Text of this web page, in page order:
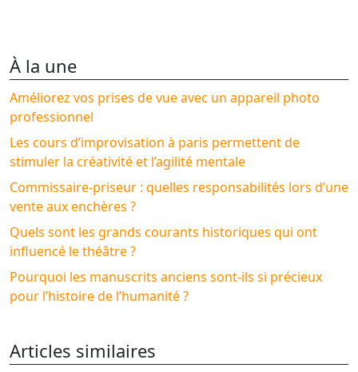
À la une
Améliorez vos prises de vue avec un appareil photo
professionnel
Les cours d’improvisation à paris permettent de
stimuler la créativité et l’agilité mentale
Commissaire-priseur : quelles responsabilités lors d’une
vente aux enchères ?
Quels sont les grands courants historiques qui ont
influencé le théâtre ?
Pourquoi les manuscrits anciens sont-ils si précieux
pour l’histoire de l’humanité ?
Articles similaires